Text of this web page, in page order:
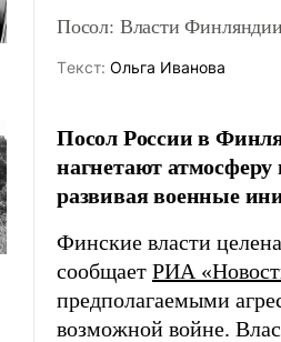
Посол: Власти
Tекст: Ольга Иванова
Посол России в
нагнетают
развивая военные
Финские власти
сообщает РИА
предполагаемыми
возможной войне.